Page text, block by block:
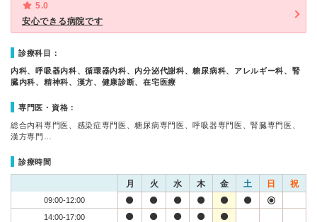
5.0
安心できる病院です
診療科目：
内科、呼吸器内科、循環器内科、内分泌代謝科、糖尿病科、アレルギー科、腎
臓内科、精神科、漢方、健康診断、在宅医療
専門医・資格：
総合内科専門医、感染症専門医、糖尿病専門医、呼吸器専門医、腎臓専門医、
漢方専門…
診療時間
月 火 水 木 金 土 日 祝
09:00-12:00
14:00-17:00